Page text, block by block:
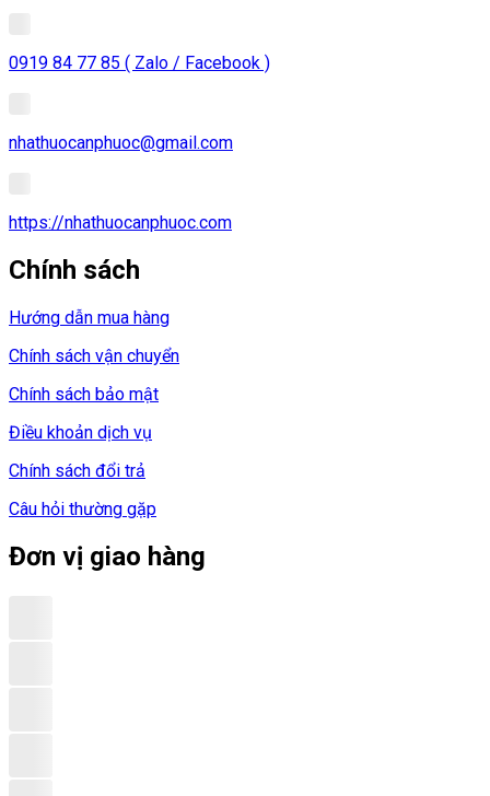
0919 84 77 85 ( Zalo / Facebook )
nhathuocanphuoc@gmail.com
https://nhathuocanphuoc.com
Chính sách
Hướng dẫn mua hàng
Chính sách vận chuyển
Chính sách bảo mật
Điều khoản dịch vụ
Chính sách đổi trả
Câu hỏi thường gặp
Đơn vị giao hàng